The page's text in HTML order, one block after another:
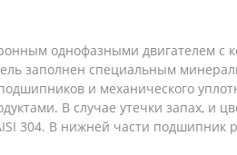
однофазными двигателем
заполнен специальным
и механического
В случае утечки запах, и
304. В нижней части